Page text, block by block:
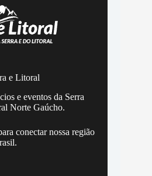
e Litoral
e eventos da Serra
Norte Gaúcho.
conectar nossa região